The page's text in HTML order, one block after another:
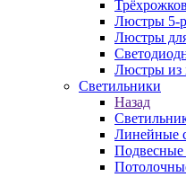
Люстры 5-
Люстры
Люстры из
Светильники
Назад
Линейные
Подвесные